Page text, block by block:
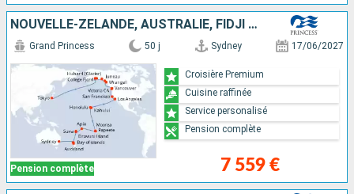
NOUVELLE-ZÉLANDE, AUSTRALIE, FIDJI (ÎLES), SAMOA, FRANCE, CANADA, ÉTATS-UNIS, JAPON
Pension complète
Grand Princess 50 j Sydney 17/06/2027
7 559 €
Croisière Premium
Cuisine raffinée
Service personalisé
Pension complète